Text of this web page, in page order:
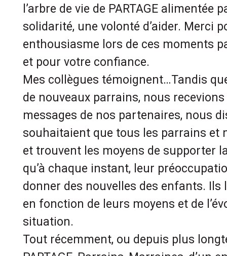
l’arbre de vie de PARTAGE alimentée
solidarité, une volonté d’aider. Merci
enthousiasme lors de ces moments
et pour votre confiance.
Mes collègues témoignent…Tandis
de nouveaux parrains, nous
messages de nos partenaires, nous
souhaitaient que tous les parrains et
et trouvent les moyens de supporter
qu’à chaque instant, leur
donner des nouvelles des enfants. Ils
en fonction de leurs moyens et de
situation.
Tout récemment, ou depuis plus